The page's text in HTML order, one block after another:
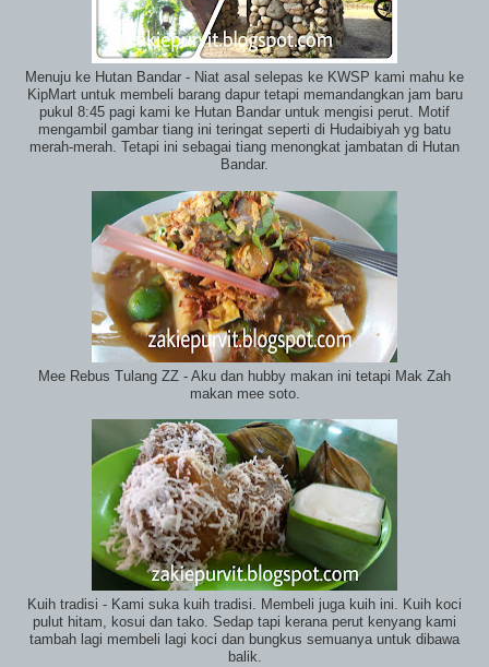
Menuju ke Hutan Bandar - Niat asal selepas ke KWSP kami mahu ke
KipMart untuk membeli barang dapur tetapi memandangkan jam baru
pukul 8:45 pagi kami ke Hutan Bandar untuk mengisi perut. Motif
mengambil gambar tiang ini teringat seperti di Hudaibiyah yg batu
merah-merah. Tetapi ini sebagai tiang menongkat jambatan di Hutan
Bandar.
Mee Rebus Tulang ZZ - Aku dan hubby makan ini tetapi Mak Zah
makan mee soto.
Kuih tradisi - Kami suka kuih tradisi. Membeli juga kuih ini. Kuih koci
pulut hitam, kosui dan tako. Sedap tapi kerana perut kenyang kami
tambah lagi membeli lagi koci dan bungkus semuanya untuk dibawa
balik.